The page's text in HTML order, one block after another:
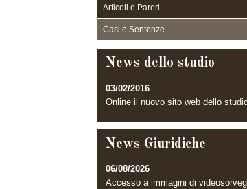
Articoli e Pareri
Casi e Sentenze
News dello studio
03/02/2016
Online il nuovo sito web dello
News Giuridiche
06/08/2026
Accesso a immagini di